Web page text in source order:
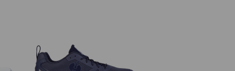
gepolstert
mit Mikrofaser-Fersenverstärkung
Einlegesohle
gedämpfte Gummi/Phylon-Sohle nach